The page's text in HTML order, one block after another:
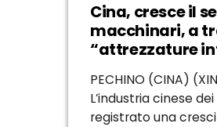
Cina, cresce il
macchinari, a
“attrezzature
PECHINO (CINA)
L’industria cinese
registrato una